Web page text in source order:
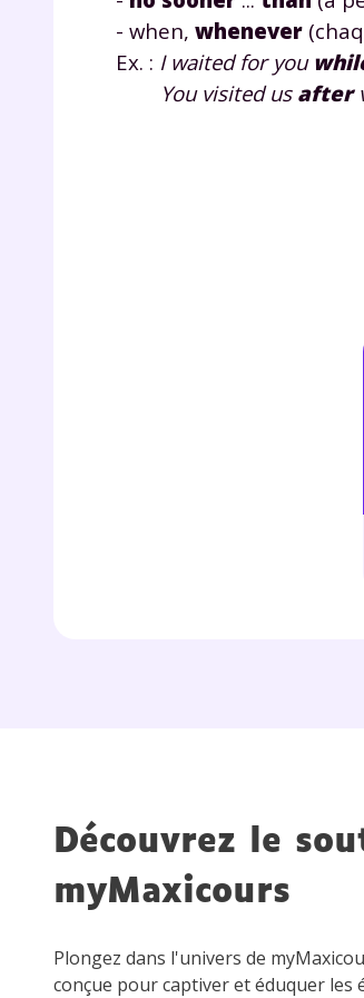
- when, whenever
Ex. : I waited for you
You visited us after
Découvrez le
myMaxicours
Plongez dans l'univers de
conçue pour captiver et éduquer les